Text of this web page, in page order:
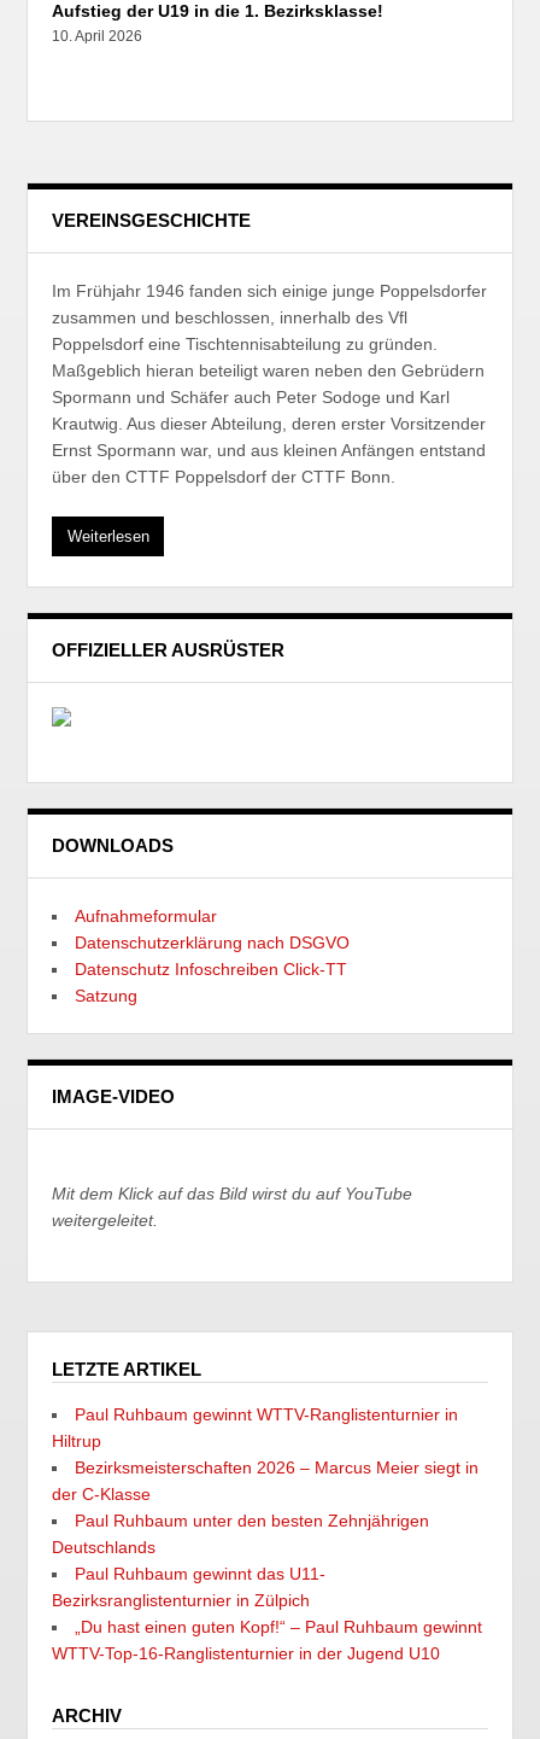
Aufstieg der U19 in die 1. Bezirksklasse!
10. April 2026
VEREINSGESCHICHTE
Im Frühjahr 1946 fanden sich einige junge Poppelsdorfer
zusammen und beschlossen, innerhalb des Vfl
Poppelsdorf eine Tischtennisabteilung zu gründen.
Maßgeblich hieran beteiligt waren neben den Gebrüdern
Spormann und Schäfer auch Peter Sodoge und Karl
Krautwig. Aus dieser Abteilung, deren erster Vorsitzender
Ernst Spormann war, und aus kleinen Anfängen entstand
über den CTTF Poppelsdorf der CTTF Bonn.
Weiterlesen
OFFIZIELLER AUSRÜSTER
DOWNLOADS
Aufnahmeformular
Datenschutzerklärung nach DSGVO
Datenschutz Infoschreiben Click-TT
Satzung
IMAGE-VIDEO
Mit dem Klick auf das Bild wirst du auf YouTube
weitergeleitet.
LETZTE ARTIKEL
Paul Ruhbaum gewinnt WTTV-Ranglistenturnier in
Hiltrup
Bezirksmeisterschaften 2026 – Marcus Meier siegt in
der C-Klasse
Paul Ruhbaum unter den besten Zehnjährigen
Deutschlands
Paul Ruhbaum gewinnt das U11-
Bezirksranglistenturnier in Zülpich
„Du hast einen guten Kopf!“ – Paul Ruhbaum gewinnt
WTTV-Top-16-Ranglistenturnier in der Jugend U10
ARCHIV